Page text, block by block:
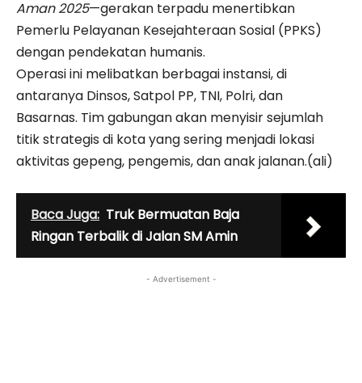
Aman 2025—gerakan terpadu menertibkan
Pemerlu Pelayanan Kesejahteraan Sosial (PPKS)
dengan pendekatan humanis.
Operasi ini melibatkan berbagai instansi, di
antaranya Dinsos, Satpol PP, TNI, Polri, dan
Basarnas. Tim gabungan akan menyisir sejumlah
titik strategis di kota yang sering menjadi lokasi
aktivitas gepeng, pengemis, dan anak jalanan.(ali)
Baca Juga: Truk Bermuatan Baja
Ringan Terbalik di Jalan SM Amin
- Advertisement -